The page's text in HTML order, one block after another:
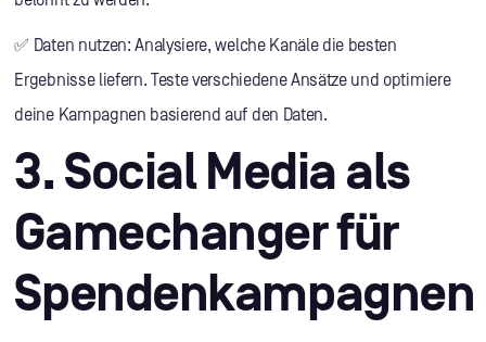
✅ Daten nutzen: Analysiere, welche Kanäle die besten
Ergebnisse liefern. Teste verschiedene Ansätze und optimiere
deine Kampagnen basierend auf den Daten.
3. Social Media als
Gamechanger für
Spendenkampagnen